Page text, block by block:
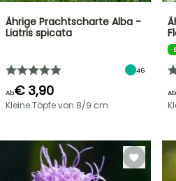
Ährige Prachtscharte Alba -
Liatris spicata
46
Ab€ 3,90
Kleine Töpfe von 8/9 cm
Ab